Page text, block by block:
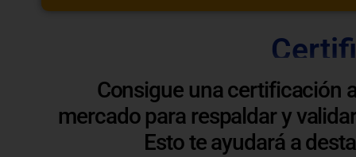
Consigue una certificación
mercado para respaldar y
Esto te ayudará a